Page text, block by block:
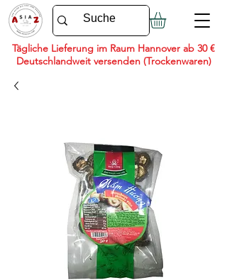
Tägliche Lieferung im Raum Hannover ab 30 €
Deutschlandweit versenden (Trockenwaren)